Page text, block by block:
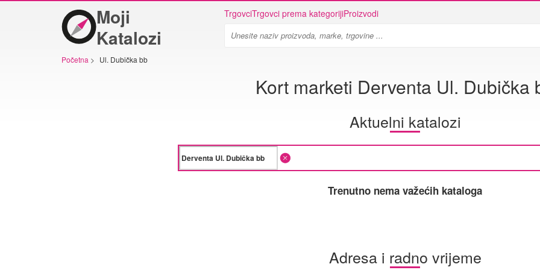
Moji
Katalozi
TrgovciTrgovci prema kategorijiProizvodi
Početna > Ul. Dubička bb
Kort marketi Derventa Ul. Dubička
Aktuelni katalozi
Trenutno nema važećih kataloga
Adresa i radno vrijeme